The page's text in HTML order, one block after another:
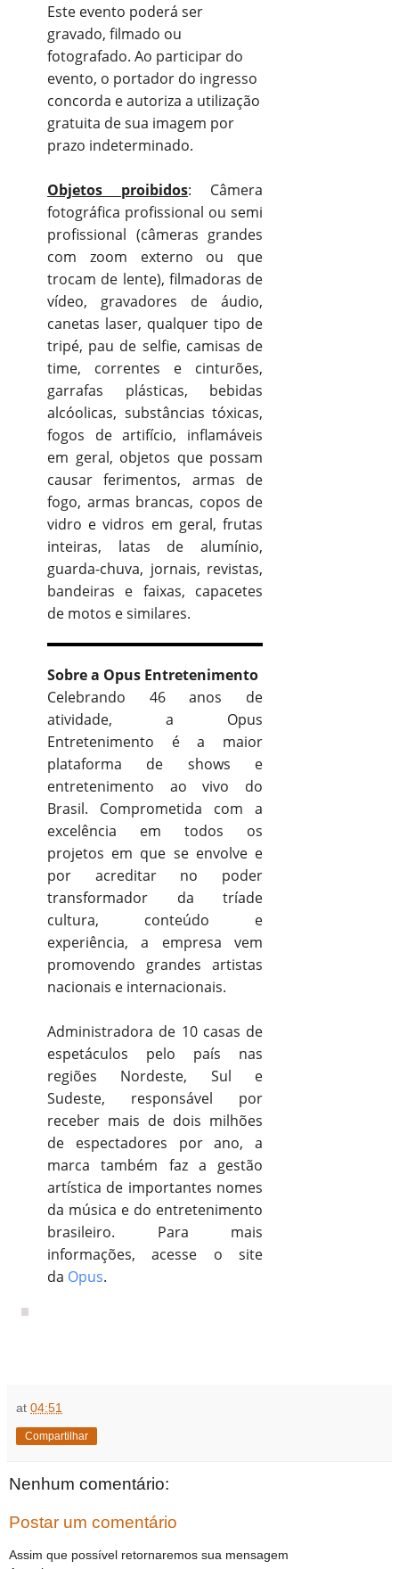
Este evento poderá ser
gravado, filmado ou
fotografado. Ao participar do
evento, o portador do ingresso
concorda e autoriza a utilização
gratuita de sua imagem por
prazo indeterminado.
Objetos proibidos: Câmera
fotográfica profissional ou semi
profissional (câmeras grandes
com zoom externo ou que
trocam de lente), filmadoras de
vídeo, gravadores de áudio,
canetas laser, qualquer tipo de
tripé, pau de selfie, camisas de
time, correntes e cinturões,
garrafas plásticas, bebidas
alcóolicas, substâncias tóxicas,
fogos de artifício, inflamáveis
em geral, objetos que possam
causar ferimentos, armas de
fogo, armas brancas, copos de
vidro e vidros em geral, frutas
inteiras, latas de alumínio,
guarda-chuva, jornais, revistas,
bandeiras e faixas, capacetes
de motos e similares.
Sobre a Opus Entretenimento
Celebrando 46 anos de
atividade, a Opus
Entretenimento é a maior
plataforma de shows e
entretenimento ao vivo do
Brasil. Comprometida com a
excelência em todos os
projetos em que se envolve e
por acreditar no poder
transformador da tríade
cultura, conteúdo e
experiência, a empresa vem
promovendo grandes artistas
nacionais e internacionais.
Administradora de 10 casas de
espetáculos pelo país nas
regiões Nordeste, Sul e
Sudeste, responsável por
receber mais de dois milhões
de espectadores por ano, a
marca também faz a gestão
artística de importantes nomes
da música e do entretenimento
brasileiro. Para mais
informações, acesse o site
da Opus.
at 04:51
Compartilhar
Nenhum comentário:
Postar um comentário
Assim que possível retornaremos sua mensagem